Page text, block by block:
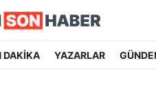
DAKİKA YAZARLAR